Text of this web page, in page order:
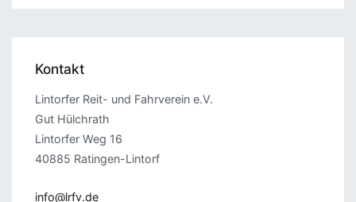
Kontakt
Lintorfer Reit- und Fahrverein e.V.
Gut Hülchrath
Lintorfer Weg 16
40885 Ratingen-Lintorf
info@lrfv.de